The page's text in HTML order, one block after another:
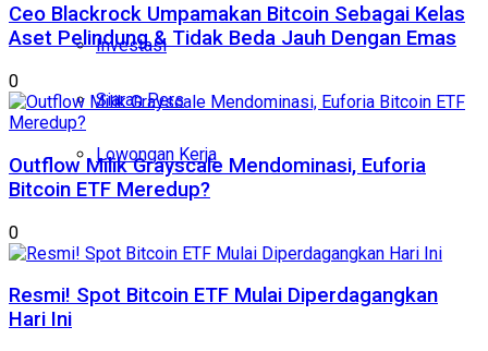
Investasi
Siaran Pers
Lowongan Kerja
Ceo Blackrock Umpamakan Bitcoin Sebagai Kelas
Aset Pelindung & Tidak Beda Jauh Dengan Emas
0
Outflow Milik Grayscale Mendominasi, Euforia
Bitcoin ETF Meredup?
0
Resmi! Spot Bitcoin ETF Mulai Diperdagangkan
Hari Ini